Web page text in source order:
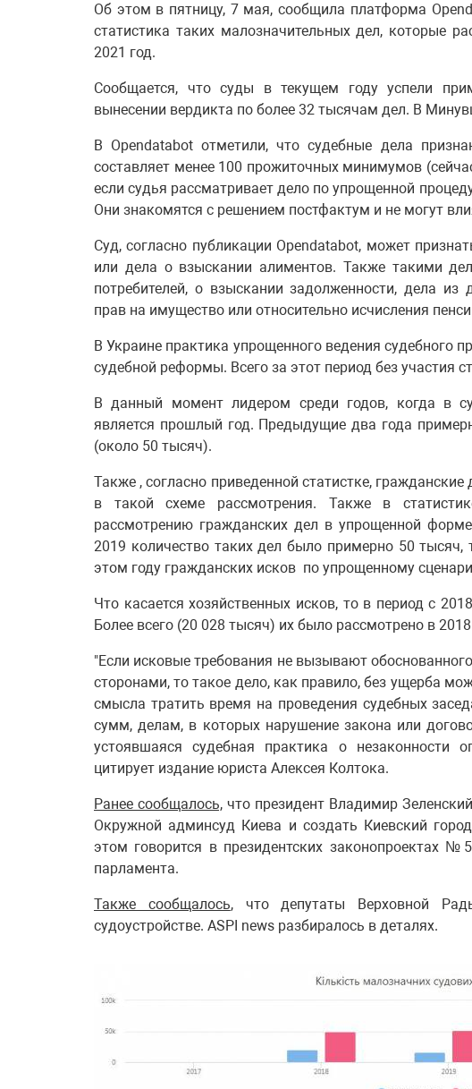
Об этом в пятницу, 7 мая, сообщила платформа
статистика таких малозначительных дел, которые
2021 год.
Сообщается, что суды в текущем году успели
вынесении вердикта по более 32 тысячам дел. В
В Opendatabot отметили, что судебные дела
составляет менее 100 прожиточных минимумов
если судья рассматривает дело по упрощенной
Они знакомятся с решением постфактум и не могут
Суд, согласно публикации Opendatabot, может
или дела о взыскании алиментов. Также такими
потребителей, о взыскании задолженности, дела из
прав на имущество или относительно исчисления
В Украине практика упрощенного ведения судебного
судебной реформы. Всего за этот период без участия
В данный момент лидером среди годов, когда в
является прошлый год. Предыдущие два года
(около 50 тысяч).
Также , согласно приведенной статистке,
в такой схеме рассмотрения. Также в
рассмотрению гражданских дел в упрощенной
2019 количество таких дел было примерно 50
этом году гражданских исков по упрощенному
Что касается хозяйственных исков, то в период с
Более всего (20 028 тысяч) их было рассмотрено в
"Если исковые требования не вызывают
сторонами, то такое дело, как правило, без ущерба
смысла тратить время на проведения судебных
сумм, делам, в которых нарушение закона или
устоявшаяся судебная практика о незаконности
цитирует издание юриста Алексея Колтока.
Ранее сообщалось,что президент Владимир
Окружной админсуд Киева и создать Киевский
этом говорится в президентских законопроектах
парламента.
Также сообщалось, что депутаты Верховной
судоустройстве. ASPI news разбиралось в деталях.